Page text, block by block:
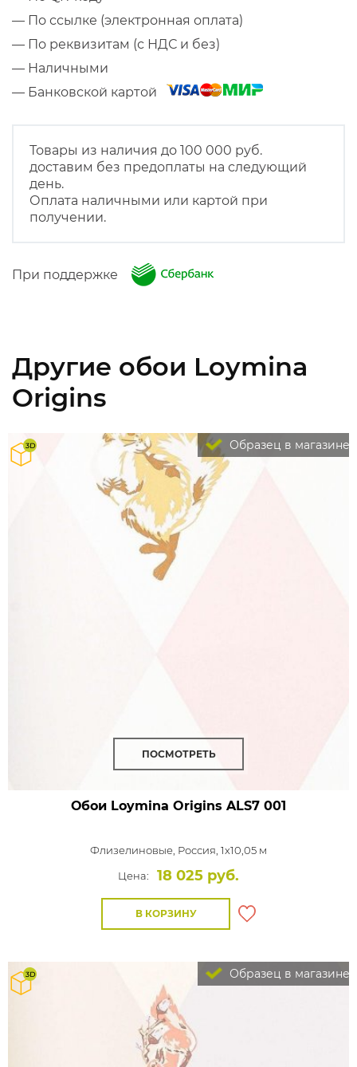
— По ссылке (электронная оплата)
— По реквизитам (с НДС и без)
— Наличными
— Банковской картой
Товары из наличия до 100 000 руб.
доставим без предоплаты на следующий
день.
Оплата наличными или картой при
получении.
При поддержке
Другие обои Loymina
Origins
Образец в магазине
ПОСМОТРЕТЬ
Обои Loymina Origins ALS7 001
Флизелиновые, Россия, 1x10,05 м
Цена:
18 025 руб.
В КОРЗИНУ
Образец в магазине